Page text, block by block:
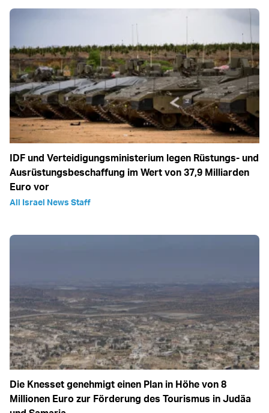
IDF und Verteidigungsministerium legen Rüstungs- und
Ausrüstungsbeschaffung im Wert von 37,9 Milliarden
Euro vor
All Israel News Staff
Die Knesset genehmigt einen Plan in Höhe von 8
Millionen Euro zur Förderung des Tourismus in Judäa